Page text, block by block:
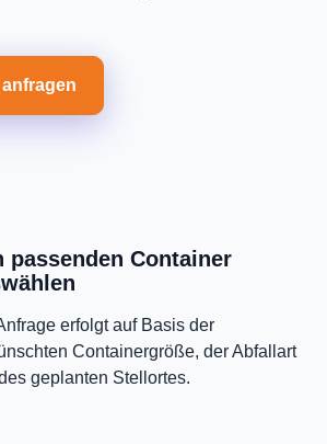
passenden Container
erfolgt auf Basis der
Containergröße, der Abfallart
geplanten Stellortes.